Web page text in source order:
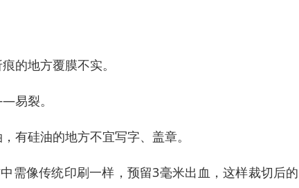
的地方覆膜不实。
易裂。
有硅油的地方不宜写字、盖章。
需像传统印刷一样，预留3毫米出血，这样裁切后